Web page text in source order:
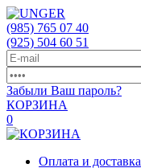
(985) 765 07 40
(925) 504 60 51
Забыли Ваш пароль?
КОРЗИНА
0
Оплата и доставка